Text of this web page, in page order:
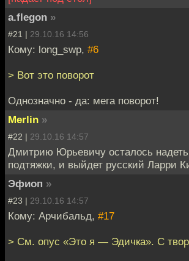
a.flegon »
#21 | 29.10.16 14:56
Кому: long_swp, #6
> Вот это поворот
Однозначно - да: мега поворот!
Merlin »
#22 | 29.10.16 14:57
Дмитрию Юрьевичу осталось
подтяжки, и выйдет русский Ларри
Эфиоп »
#23 | 29.10.16 14:57
Кому: Арчибальд, #17
> См. опус «Это я — Эдичка». С